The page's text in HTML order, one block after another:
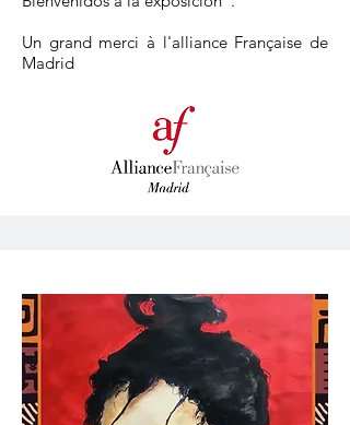
Un grand merci à l'alliance Française de
Madrid